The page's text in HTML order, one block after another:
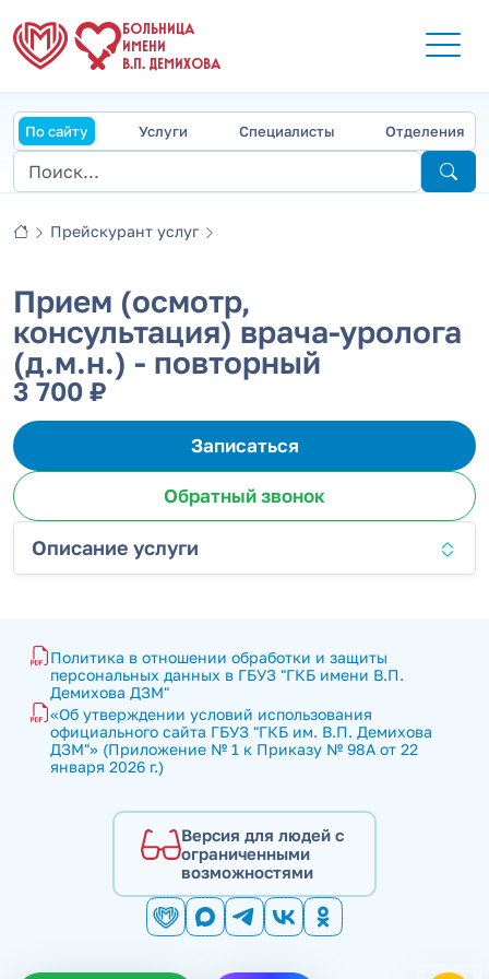
БОЛЬНИЦА
ИМЕНИ
В.П. ДЕМИХОВА
По сайту Услуги Специалисты Отделения
Прейскурант услуг
Прием (осмотр,
консультация) врача-уролога
(д.м.н.) - повторный
3 700 ₽
Записаться
Обратный звонок
Описание услуги
Политика в отношении обработки и защиты
персональных данных в ГБУЗ "ГКБ имени В.П.
Демихова ДЗМ"
«Об утверждении условий использования
официального сайта ГБУЗ "ГКБ им. В.П. Демихова
ДЗМ"» (Приложение № 1 к Приказу № 98А от 22
января 2026 г.)
Версия для людей с
ограниченными
возможностями